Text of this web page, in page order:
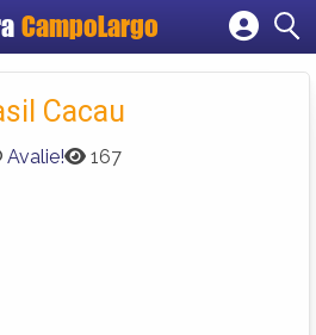
CampoLargo
Cadastrar empresa
Criar conta
Cacau
Avalie! 167